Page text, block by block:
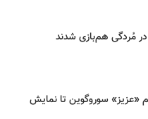
در مُردگی هم‌بازی شدند
«عزیز» سوروگوین تا نمایش